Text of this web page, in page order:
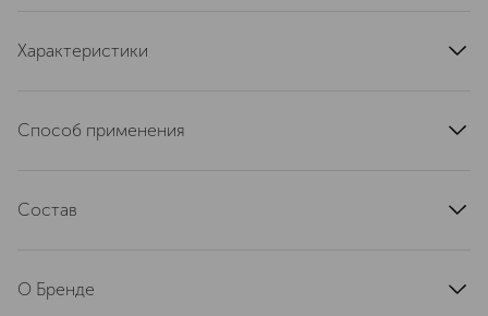
Характеристики
артикул
Способ применения
Состав
PHENYLPROPYLDIMETHYLSILOXYSILICATE []
О Бренде